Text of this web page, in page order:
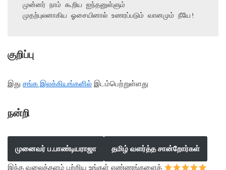
முன்னர் நாம் கூறிய ஐந்தனுள்ளும்
முதற்புலனாகிய ஓசையினால் உணரப்படும் வானமும் நீயே!
குறிப்பு
இது சங்க இலக்கியங்களில் இடம்பெற்றுள்ளது
நன்றி
முனைவர் ப.பாண்டியராஜா தமிழ் வளர்த்த சான்றோர்கள்
இந்த வலைத்தளம் பற்றிய உங்கள் எண்ணங்களைத்